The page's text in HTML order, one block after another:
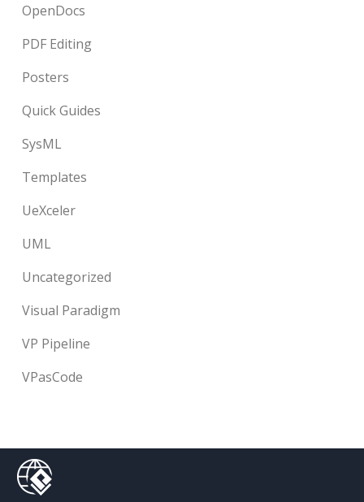
OpenDocs
PDF Editing
Posters
Quick Guides
SysML
Templates
UeXceler
UML
Uncategorized
Visual Paradigm
VP Pipeline
VPasCode